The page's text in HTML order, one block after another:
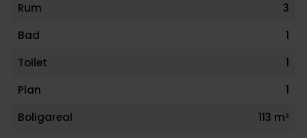
Rum
3
Bad
1
Toilet
1
Plan
1
Boligareal
113 m²